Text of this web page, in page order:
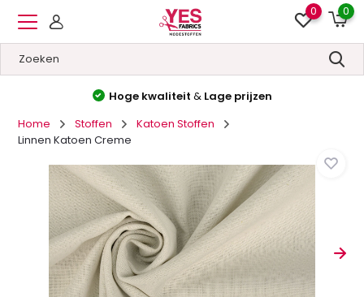
0 0
Hoge kwaliteit & Lage prijzen
Home
Stoffen
Katoen Stoffen
Linnen Katoen Creme